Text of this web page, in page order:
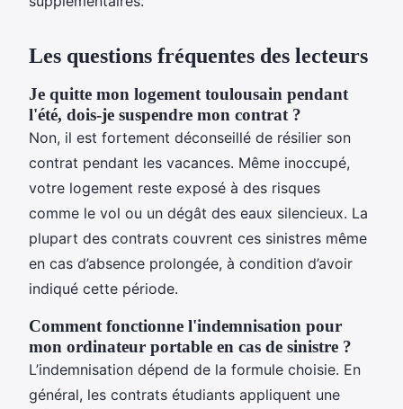
Les questions fréquentes des lecteurs
Je quitte mon logement toulousain pendant
l'été, dois-je suspendre mon contrat ?
Non, il est fortement déconseillé de résilier son
contrat pendant les vacances. Même inoccupé,
votre logement reste exposé à des risques
comme le vol ou un dégât des eaux silencieux. La
plupart des contrats couvrent ces sinistres même
en cas d’absence prolongée, à condition d’avoir
indiqué cette période.
Comment fonctionne l'indemnisation pour
mon ordinateur portable en cas de sinistre ?
L’indemnisation dépend de la formule choisie. En
général, les contrats étudiants appliquent une